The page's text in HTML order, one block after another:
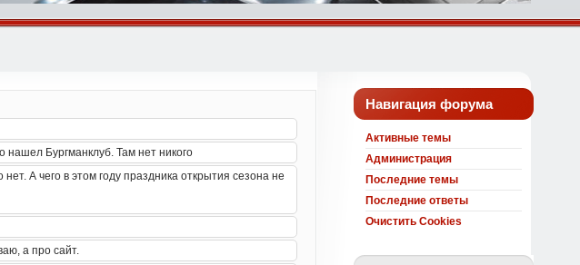
Навигация форума
Активные темы
Администрация
Последние темы
Последние ответы
Очистить Cookies